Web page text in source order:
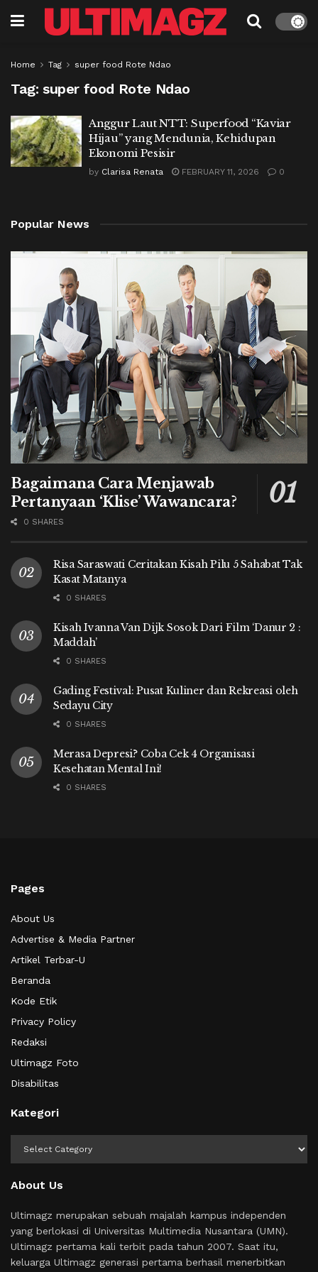
Home Tag super food Rote Ndao
Tag: super food Rote Ndao
Anggur Laut NTT: Superfood “Kaviar
Hijau” yang Mendunia, Kehidupan
Ekonomi Pesisir
by Clarisa Renata FEBRUARY 11, 2026 0
Popular News
Bagaimana Cara Menjawab
Pertanyaan ‘Klise’ Wawancara?
0 SHARES
Risa Saraswati Ceritakan Kisah Pilu 5 Sahabat Tak
Kasat Matanya
0 SHARES
Kisah Ivanna Van Dijk Sosok Dari Film ‘Danur 2 :
Maddah’
0 SHARES
Gading Festival: Pusat Kuliner dan Rekreasi oleh
Sedayu City
0 SHARES
Merasa Depresi? Coba Cek 4 Organisasi
Kesehatan Mental Ini!
0 SHARES
Pages
About Us
Advertise & Media Partner
Artikel Terbar-U
Beranda
Kode Etik
Privacy Policy
Redaksi
Ultimagz Foto
Disabilitas
Kategori
About Us
Ultimagz merupakan sebuah majalah kampus independen
yang berlokasi di Universitas Multimedia Nusantara (UMN).
Ultimagz pertama kali terbit pada tahun 2007. Saat itu,
keluarga Ultimagz generasi pertama berhasil menerbitkan